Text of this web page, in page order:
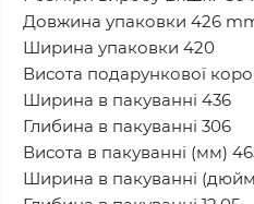
Довжина упаковки 426
Ширина упаковки 420
Висота подарункової
Ширина в пакуванні 436
Глибина в пакуванні 306
Висота в пакуванні (мм)
Ширина в пакуванні